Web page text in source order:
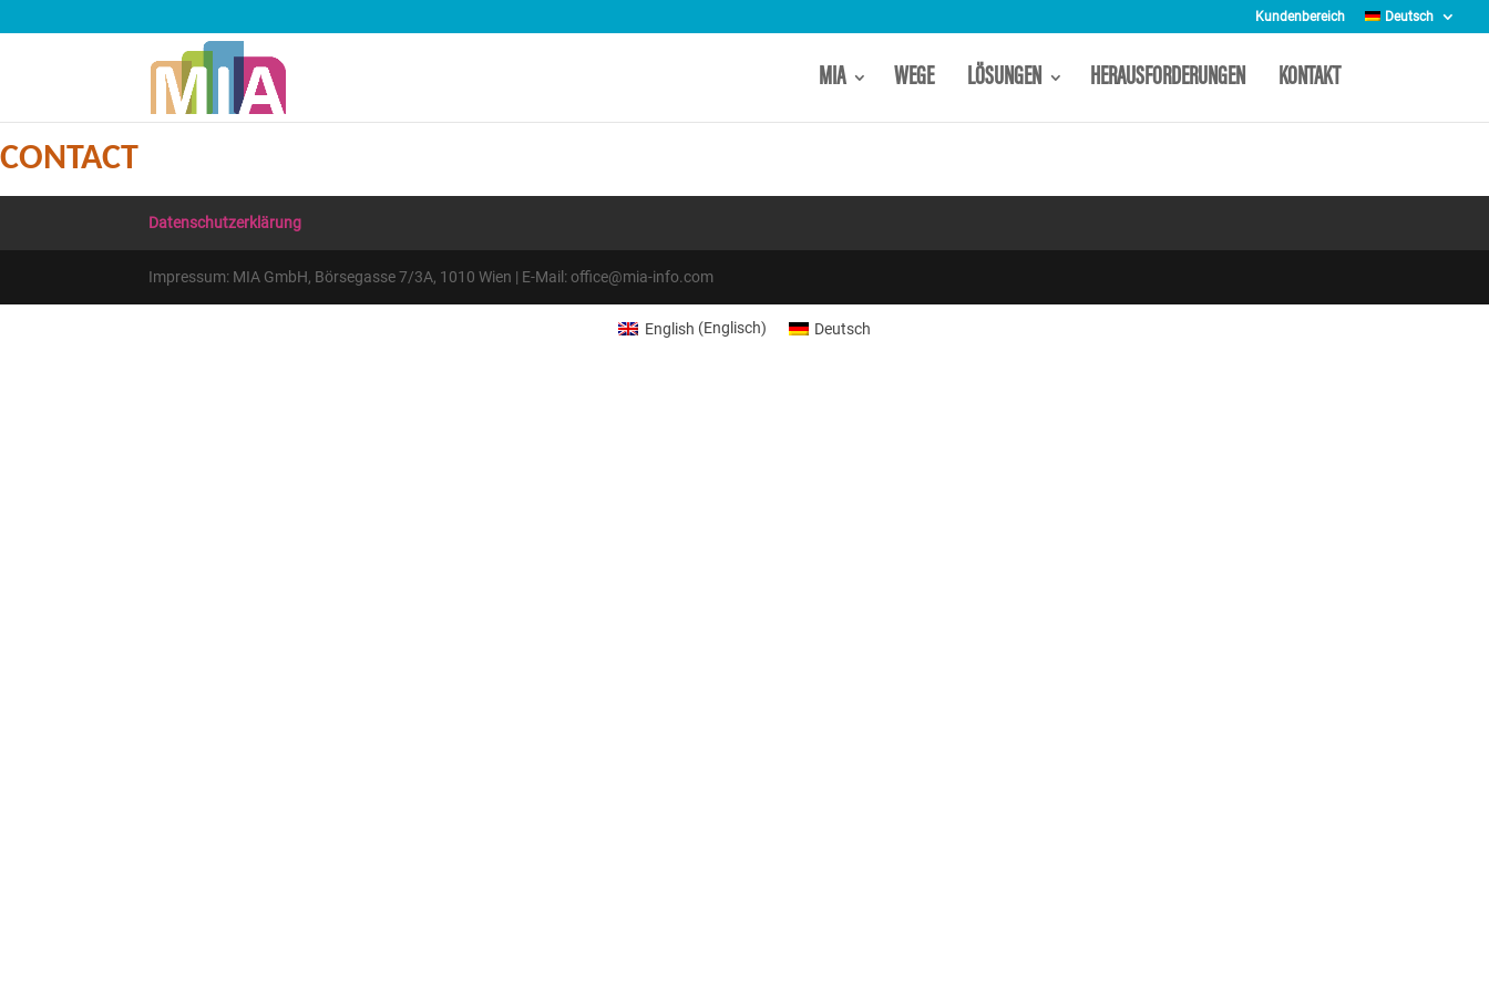
Kundenbereich Deutsch
MIA WEGE LÖSUNGEN HERAUSFORDERUNGEN KONTAKT
CONTACT
Datenschutzerklärung
Impressum: MIA GmbH, Börsegasse 7/3A, 1010 Wien | E-Mail: office@mia-info.com
English (Englisch) Deutsch